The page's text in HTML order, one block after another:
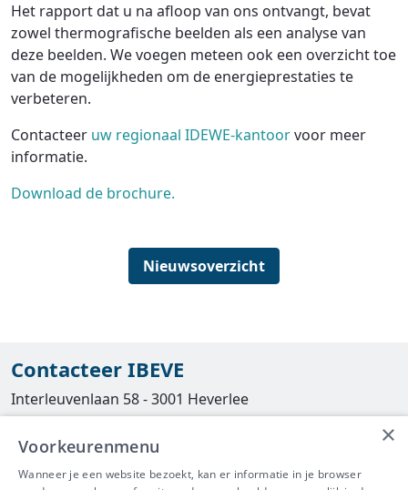
Het rapport dat u na afloop van ons ontvangt, bevat
zowel thermografische beelden als een analyse van
deze beelden. We voegen meteen ook een overzicht toe
van de mogelijkheden om de energieprestaties te
verbeteren.
Contacteer uw regionaal IDEWE-kantoorvoor meer
informatie.
Download de brochure.
Nieuwsoverzicht
Contacteer IBEVE
Interleuvenlaan 58 - 3001 Heverlee
016/390490
info@ibeve.be
×
Voorkeurenmenu
Wanneer je een website bezoekt, kan er informatie in je browser